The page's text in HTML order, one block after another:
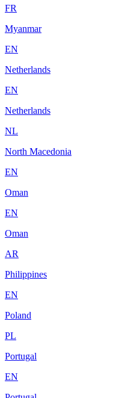
FR
Myanmar
EN
Netherlands
EN
Netherlands
NL
North Macedonia
EN
Oman
EN
Oman
AR
Philippines
EN
Poland
PL
Portugal
EN